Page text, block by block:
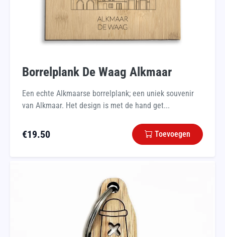
Borrelplank De Waag Alkmaar
Een echte Alkmaarse borrelplank; een uniek souvenir
van Alkmaar. Het design is met de hand get...
€19.50 Toevoegen